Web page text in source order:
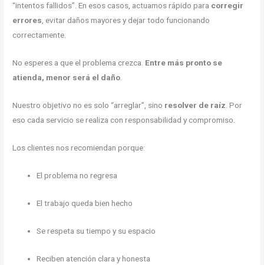
“intentos fallidos”. En esos casos, actuamos rápido para corregir
errores, evitar daños mayores y dejar todo funcionando
correctamente.
No esperes a que el problema crezca. Entre más pronto se
atienda, menor será el daño.
Nuestro objetivo no es solo “arreglar”, sino resolver de raíz . Por
eso cada servicio se realiza con responsabilidad y compromiso.
Los clientes nos recomiendan porque:
El problema no regresa
El trabajo queda bien hecho
Se respeta su tiempo y su espacio
Reciben atención clara y honesta